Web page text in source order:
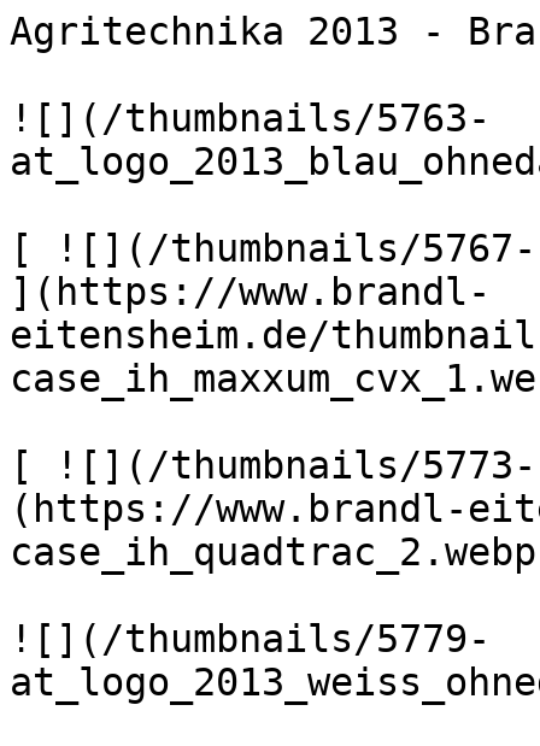
Agritechnika 2013
![](/thumbnails/5763-
[ ![](/thumbnails/5767-
](https://www.brandl-
eitensheim.de/
[ ![](/thumbnails/5773-
(https://www.brandl-
![](/thumbnails/5779-